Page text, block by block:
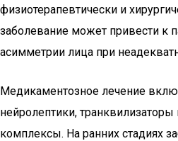
физиотерапевтически и
заболевание может привести к
асимметрии лица при
Медикаментозное лечение
нейролептики,
комплексы. На ранних стадиях